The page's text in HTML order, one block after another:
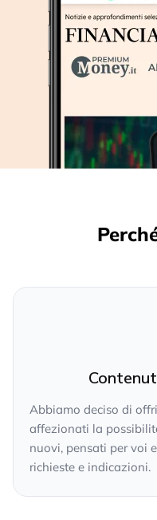
Abbiamo deciso di
affezionati la
nuovi, pensati per voi
richieste e indicazioni.